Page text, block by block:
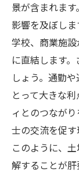
景が含まれま
影響を及ぼし
学校、商業施
に直結します
しょう。通勤
とって大きな
ィとのつなが
士の交流を促す
このように、
解することが肝